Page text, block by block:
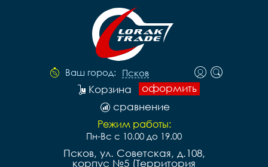
Ваш город: Псков
оформить
Корзина
сравнение
Режим работы:
Пн-Вс с 10.00 до 19.00
Псков, ул. Советская, д.108,
корпус №5 (Территория